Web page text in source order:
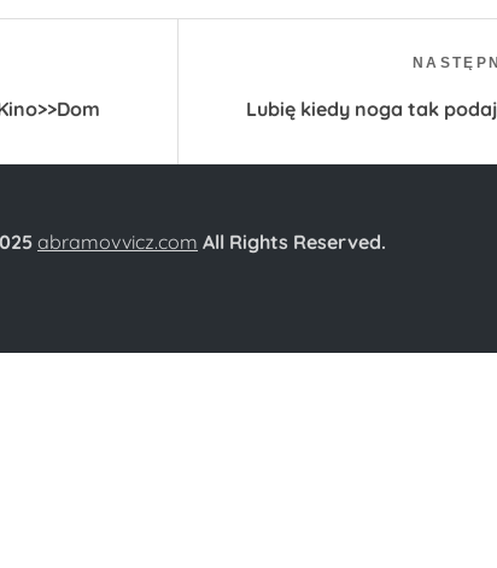
Lubię kiedy noga tak
abramovvicz.com All Rights Reserved.